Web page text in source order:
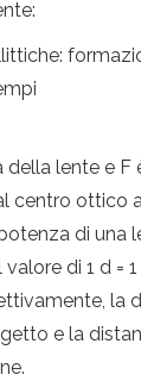
lente e F
centro ottico
di una
di 1 d =
la
e la